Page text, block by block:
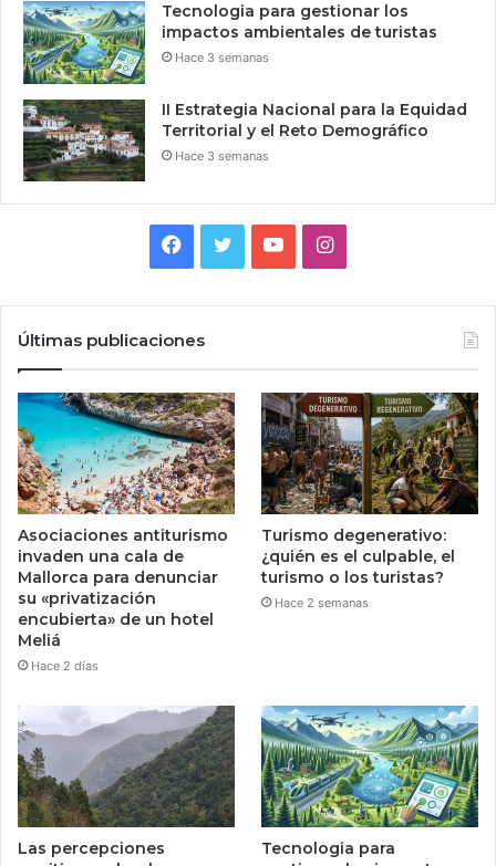
Tecnologia para gestionar los
impactos ambientales de turistas
Hace 3 semanas
II Estrategia Nacional para la Equidad
Territorial y el Reto Demográfico
Hace 3 semanas
Facebook
TwitterYouTubeInstagram
Últimas publicaciones
Asociaciones antiturismo
invaden una cala de
Mallorca para denunciar
su «privatización
encubierta» de un hotel
Meliá
Hace 2 días
Turismo degenerativo:
¿quién es el culpable, el
turismo o los turistas?
Hace 2 semanas
Las percepciones
Tecnologia para